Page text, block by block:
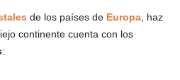
de los países de Europa , haz
continente cuenta con los
: